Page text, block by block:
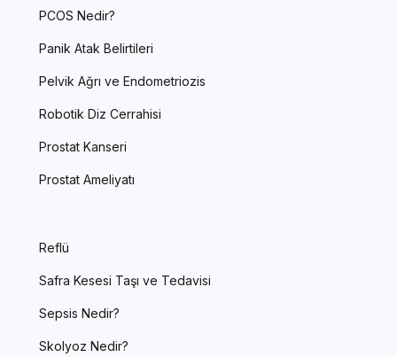
PCOS Nedir?
Panik Atak Belirtileri
Pelvik Ağrı ve Endometriozis
Robotik Diz Cerrahisi
Prostat Kanseri
Prostat Ameliyatı
Reflü
Safra Kesesi Taşı ve Tedavisi
Sepsis Nedir?
Skolyoz Nedir?